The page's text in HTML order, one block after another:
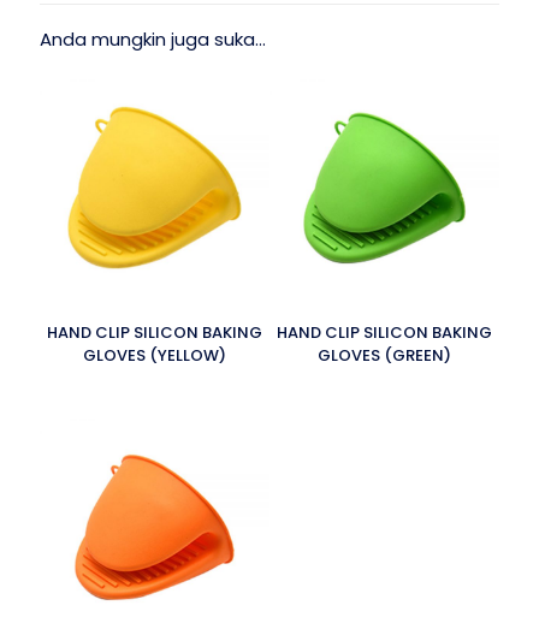
Anda mungkin juga suka…
HAND CLIP SILICON BAKING
GLOVES (YELLOW)
HAND CLIP SILICON BAKING
GLOVES (GREEN)